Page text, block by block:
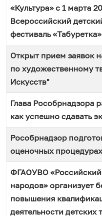
«Культура» с 1 марта
Всероссийский
фестиваль «Табуретка»
Открыт прием заявок
по художественному
Искусств"
Глава Рособрнадзора
как успешно сдавать
Рособрнадзор
оценочных
ФГАОУВО
народов» организует
повышения
деятельности детских